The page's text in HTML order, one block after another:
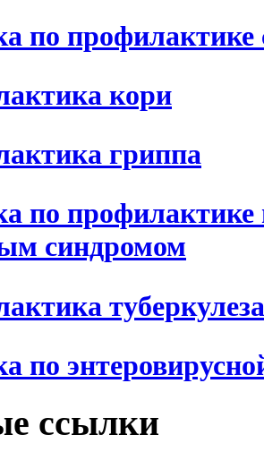
по профилактике
кори
гриппа
по профилактике
синдромом
туберкулеза
по
ссылки